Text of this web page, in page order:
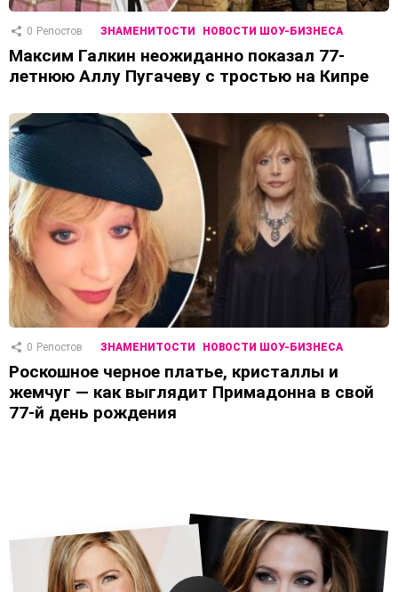
0 Репостов ЗНАМЕНИТОСТИ НОВОСТИ ШОУ-БИЗНЕСА
Максим Галкин неожиданно показал 77-
летнюю Аллу Пугачеву с тростью на Кипре
0 Репостов ЗНАМЕНИТОСТИ НОВОСТИ ШОУ-БИЗНЕСА
Роскошное черное платье, кристаллы и
жемчуг — как выглядит Примадонна в свой
77-й день рождения